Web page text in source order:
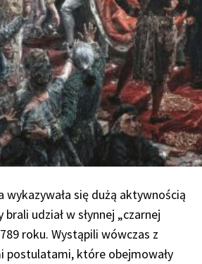
wykazywała się dużą aktywnością
udział w słynnej „czarnej
roku. Wystąpili wówczas z
postulatami, które obejmowały